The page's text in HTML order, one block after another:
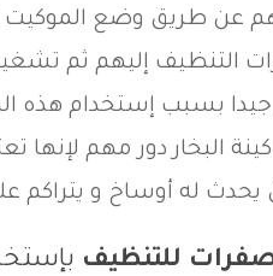
عن طريق وضع الموكيت
التنظيف إليهم ثم تشغيل
بسبب إستخدام هذه
البخار دور مهم
له أوساخ و يتراكم
للتنظيف